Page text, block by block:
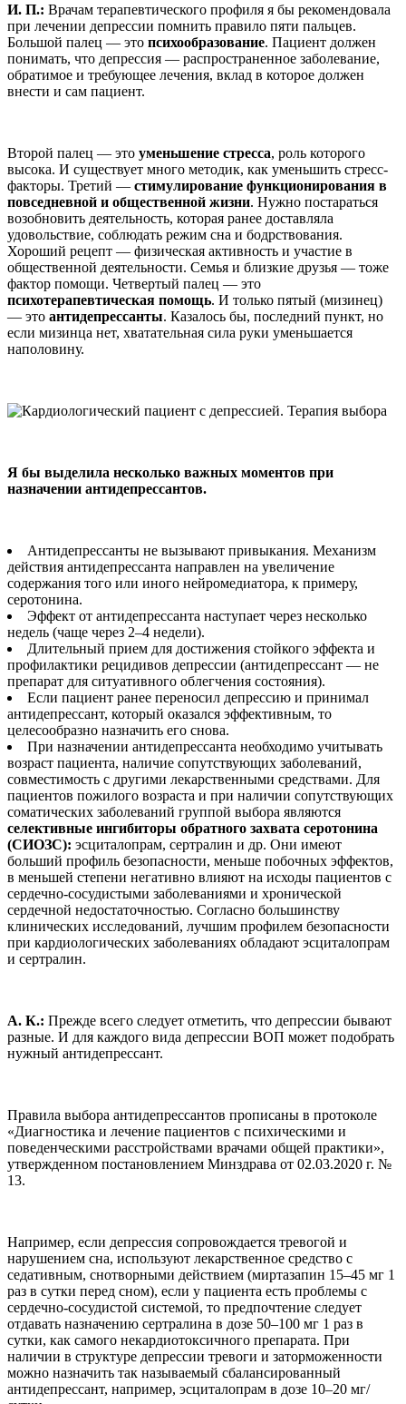
И. П.: Врачам терапевтического профиля я бы рекомендовала
при лечении депрессии помнить правило пяти пальцев.
Большой палец — это психообразование. Пациент должен
понимать, что депрессия — распространенное заболевание,
обратимое и требующее лечения, вклад в которое должен
внести и сам пациент.
Второй палец — это уменьшение стресса, роль которого
высока. И существует много методик, как уменьшить стресс-
факторы. Третий — стимулирование функционирования в
повседневной и общественной жизни. Нужно постараться
возобновить деятельность, которая ранее доставляла
удовольствие, соблюдать режим сна и бодрствования.
Хороший рецепт — физическая активность и участие в
общественной деятельности. Семья и близкие друзья — тоже
фактор помощи. Четвертый палец — это
психотерапевтическая помощь. И только пятый (мизинец)
— это антидепрессанты. Казалось бы, последний пункт, но
если мизинца нет, хватательная сила руки уменьшается
наполовину.
Я бы выделила несколько важных моментов при
назначении антидепрессантов.
Антидепрессанты не вызывают привыкания. Механизм
действия антидепрессанта направлен на увеличение
содержания того или иного нейромедиатора, к примеру,
серотонина.
Эффект от антидепрессанта наступает через несколько
недель (чаще через 2–4 недели).
Длительный прием для достижения стойкого эффекта и
профилактики рецидивов депрессии (антидепрессант — не
препарат для ситуативного облегчения состояния).
Если пациент ранее переносил депрессию и принимал
антидепрессант, который оказался эффективным, то
целесообразно назначить его снова.
При назначении антидепрессанта необходимо учитывать
возраст пациента, наличие сопутствующих заболеваний,
совместимость с другими лекарственными средствами. Для
пациентов пожилого возраста и при наличии сопутствующих
соматических заболеваний группой выбора являются
селективные ингибиторы обратного захвата серотонина
(СИОЗС): эсциталопрам, сертралин и др. Они имеют
больший профиль безопасности, меньше побочных эффектов,
в меньшей степени негативно влияют на исходы пациентов с
сердечно-сосудистыми заболеваниями и хронической
сердечной недостаточностью. Согласно большинству
клинических исследований, лучшим профилем безопасности
при кардиологических заболеваниях обладают эсциталопрам
и сертралин.
А. К.: Прежде всего следует отметить, что депрессии бывают
разные. И для каждого вида депрессии ВОП может подобрать
нужный антидепрессант.
Правила выбора антидепрессантов прописаны в протоколе
«Диагностика и лечение пациентов с психическими и
поведенческими расстройствами врачами общей практики»,
утвержденном постановлением Минздрава от 02.03.2020 г. №
13.
Например, если депрессия сопровождается тревогой и
нарушением сна, используют лекарственное средство с
седативным, снотворными действием (миртазапин 15–45 мг 1
раз в сутки перед сном), если у пациента есть проблемы с
сердечно-сосудистой системой, то предпочтение следует
отдавать назначению сертралина в дозе 50–100 мг 1 раз в
сутки, как самого некардиотоксичного препарата. При
наличии в структуре депрессии тревоги и заторможенности
можно назначить так называемый сбалансированный
антидепрессант, например, эсциталопрам в дозе 10–20 мг/